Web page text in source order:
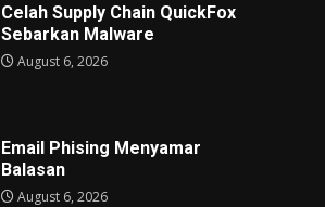
Celah Supply Chain QuickFox
Sebarkan Malware
August 6, 2026
Email Phising Menyamar
Balasan
August 6, 2026